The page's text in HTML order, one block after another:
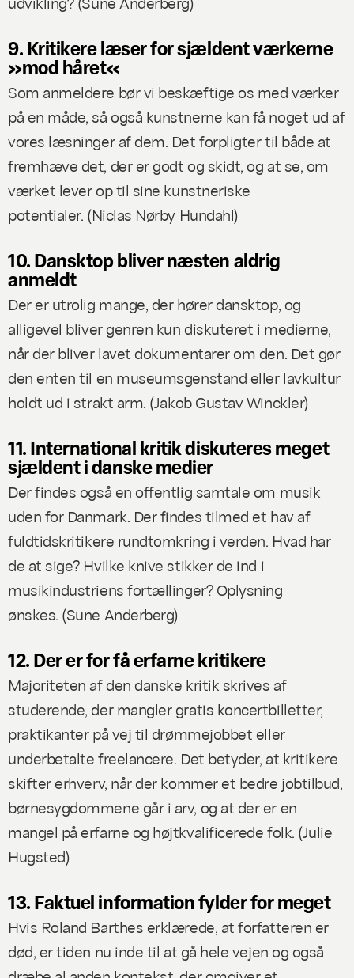
9. Kritikere læser for sjældent værkerne
»mod håret«
Som anmeldere bør vi beskæftige os med værker
på en måde, så også kunstnerne kan få noget ud af
vores læsninger af dem. Det forpligter til både at
fremhæve det, der er godt og skidt, og at se, om
værket lever op til sine kunstneriske
potentialer. (Niclas Nørby Hundahl)
10. Dansktop bliver næsten aldrig
anmeldt
Der er utrolig mange, der hører dansktop, og
alligevel bliver genren kun diskuteret i medierne,
når der bliver lavet dokumentarer om den. Det gør
den enten til en museumsgenstand eller lavkultur
holdt ud i strakt arm. (Jakob Gustav Winckler)
11. International kritik diskuteres meget
sjældent i danske medier
Der findes også en offentlig samtale om musik
uden for Danmark. Der findes tilmed et hav af
fuldtidskritikere rundtomkring i verden. Hvad har
de at sige? Hvilke knive stikker de ind i
musikindustriens fortællinger? Oplysning
ønskes. (Sune Anderberg)
12. Der er for få erfarne kritikere
Majoriteten af den danske kritik skrives af
studerende, der mangler gratis koncertbilletter,
praktikanter på vej til drømmejobbet eller
underbetalte freelancere. Det betyder, at kritikere
skifter erhverv, når der kommer et bedre jobtilbud,
børnesygdommene går i arv, og at der er en
mangel på erfarne og højtkvalificerede folk. (Julie
Hugsted)
13. Faktuel information fylder for meget
Hvis Roland Barthes erklærede, at forfatteren er
død, er tiden nu inde til at gå hele vejen og også